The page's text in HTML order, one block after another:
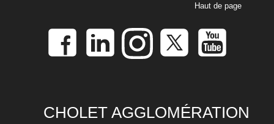
Haut de page
CHOLET AGGLOMÉRATION